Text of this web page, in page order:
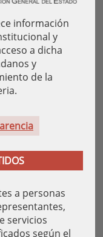
información
y
a dicha
y
de la
a personas
servicios
según el